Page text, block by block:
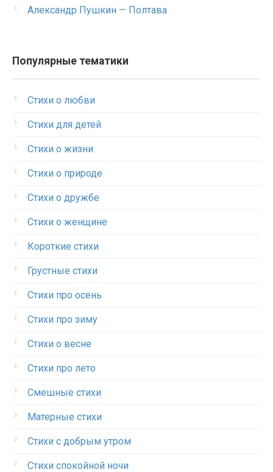
Александр Пушкин — Полтава
Популярные тематики
Стихи о любви
Стихи для детей
Стихи о жизни
Стихи о природе
Стихи о дружбе
Стихи о женщине
Короткие стихи
Грустные стихи
Стихи про осень
Стихи про зиму
Стихи о весне
Стихи про лето
Смешные стихи
Матерные стихи
Стихи с добрым утром
Стихи спокойной ночи